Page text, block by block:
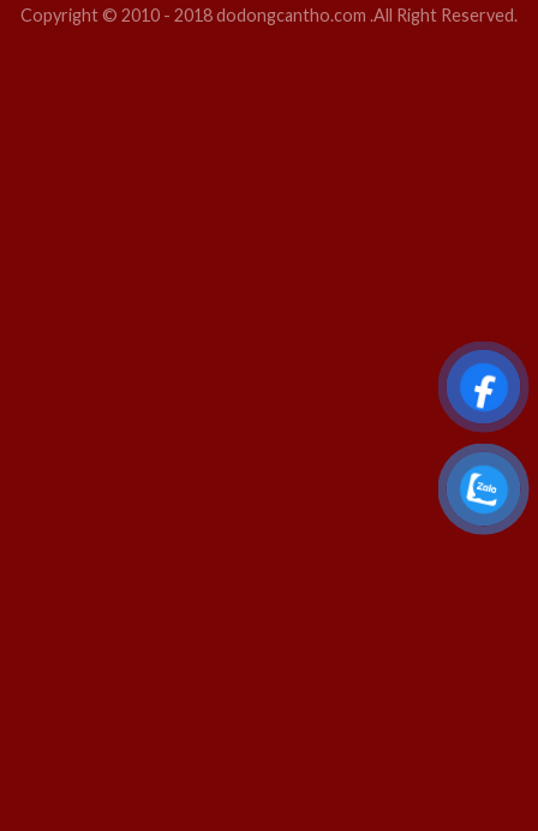
Copyright © 2010 - 2018 dodongcantho.com .All Right Reserved.